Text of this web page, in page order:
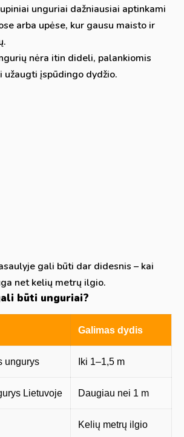
unguriai dažniausiai aptinkami
arba upėse, kur gausu maisto ir
nėra itin dideli, palankiomis
įspūdingo dydžio.
gali būti dar didesnis – kai
net kelių metrų ilgio.
būti unguriai?
Galimas dydis
ungurys Iki 1–1,5 m
Lietuvoje Daugiau nei 1 m
Kelių metrų ilgio